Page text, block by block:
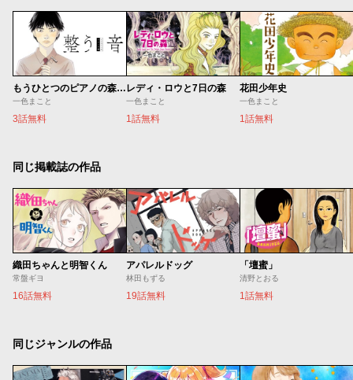
もうひとつのピアノの森 整う音
一色まこと
3話無料
レディ・ロウと7日の森
一色まこと
1話無料
花田少年史
一色まこと
1話無料
同じ掲載誌の作品
織田ちゃんと明智くん
常盤ギヨ
16話無料
アパレルドッグ
林田もずる
19話無料
「壇蜜」
清野とおる
1話無料
同じジャンルの作品